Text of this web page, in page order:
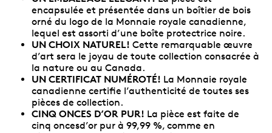
encapsulée et présentée dans un boîtier de bois
orné du logo de la Monnaie royale canadienne,
lequel est assorti d’une boîte protectrice noire.
UN CHOIX NATUREL! Cette remarquable œuvre
d’art sera le joyau de toute collection consacrée à
la nature ou au Canada.
UN CERTIFICAT NUMÉROTÉ! La Monnaie royale
canadienne certifie l’authenticité de toutes ses
pièces de collection.
CINQ ONCES D’OR PUR! La pièce est faite de
cinq oncesd’or pur à 99,99 %, comme en